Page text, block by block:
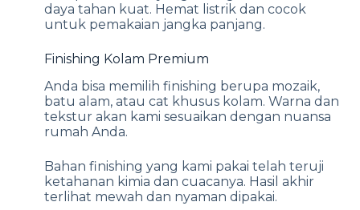
daya tahan kuat. Hemat listrik dan cocok
untuk pemakaian jangka panjang.
Finishing Kolam Premium
Anda bisa memilih finishing berupa mozaik,
batu alam, atau cat khusus kolam. Warna dan
tekstur akan kami sesuaikan dengan nuansa
rumah Anda.
Bahan finishing yang kami pakai telah teruji
ketahanan kimia dan cuacanya. Hasil akhir
terlihat mewah dan nyaman dipakai.